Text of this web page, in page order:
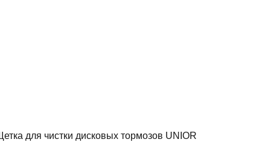
для чистки дисковых тормозов UNIOR